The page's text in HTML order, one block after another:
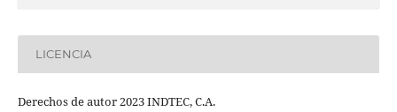
LICENCIA
Derechos de autor 2023 INDTEC, C.A.